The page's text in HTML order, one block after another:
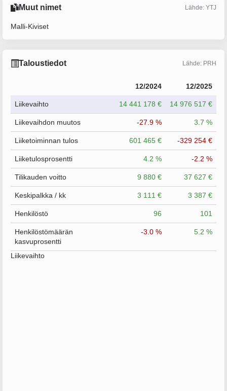
Muut nimet Lähde: YTJ
Malli-Kiviset
Taloustiedot Lähde: PRH
12/2024 12/2025
Liikevaihto 14 441 178 € 14 976 517 €
Liikevaihdon muutos -27.9 % 3.7 %
Liiketoiminnan tulos 601 465 € -329 254 €
Liiketulosprosentti 4.2 % -2.2 %
Tilikauden voitto 9 880 € 37 627 €
Keskipalkka / kk 3 111 € 3 387 €
Henkilöstö 96 101
Henkilöstömäärän
kasvuprosentti
-3.0 % 5.2 %
Liikevaihto